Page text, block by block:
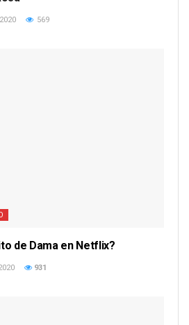
569
de Dama en Netflix?
931